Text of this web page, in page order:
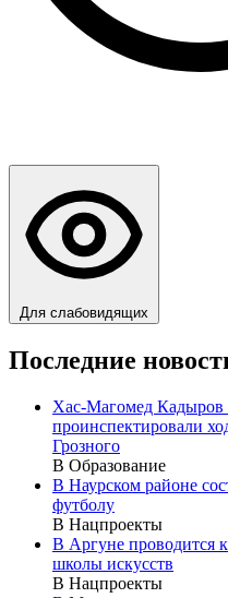
Для слабовидящих
Последние
Хас-Магомед Кадыров
проинспектировали
Грозного
В Образование
В Наурском районе
футболу
В Нацпроекты
В Аргуне проводится
школы искусств
В Нацпроекты